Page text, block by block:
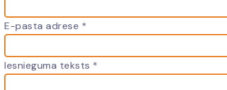
E-pasta adrese *
Iesnieguma teksts *